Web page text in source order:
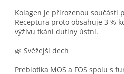
Kolagen je přirozenou součástí
Receptura proto obsahuje 3 %
výživu tkání dutiny ústní.
🌿 Svěžejší dech
Prebiotika MOS a FOS spolu s